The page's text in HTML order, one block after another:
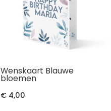
Wenskaart Blauwe
bloemen
€ 4,00